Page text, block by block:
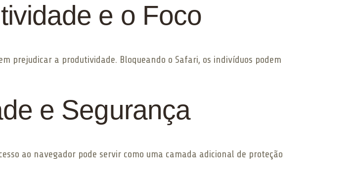
e o Foco
prejudicar a produtividade. Bloqueando o Safari, os indivíduos podem
e Segurança
ao navegador pode servir como uma camada adicional de proteção